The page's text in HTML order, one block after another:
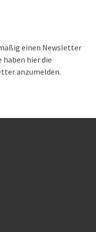
einen Newsletter
haben hier die
anzumelden.